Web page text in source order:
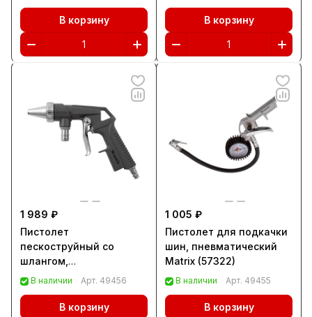
В корзину В корзину
1 989 ₽
Пистолет
пескоструйный со
шлангом,
пневматический Matrix
В наличии Арт. 49456
В корзину
1 005 ₽
Пистолет для подкачки
шин, пневматический
Matrix (57322)
В наличии Арт. 49455
В корзину